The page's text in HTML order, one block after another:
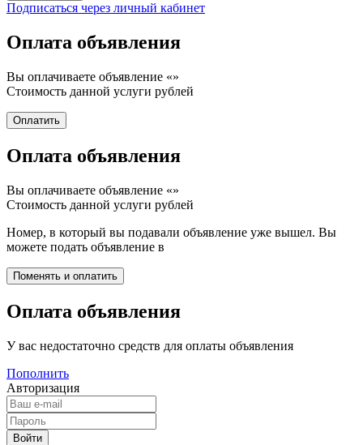
Подписаться через личный кабинет
Оплата объявления
Вы оплачиваете объявление «»
Стоимость данной услуги рублей
Оплата объявления
Вы оплачиваете объявление «»
Стоимость данной услуги рублей
Номер, в который вы подавали объявление уже вышел. Вы
можете подать объявление в
Оплата объявления
У вас недостаточно средств для оплаты объявления
Пополнить
Авторизация